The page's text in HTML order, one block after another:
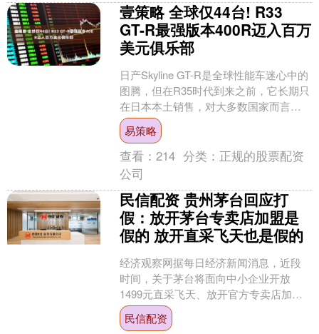
壹策略 全球仅44台! R33
GT-R最强版本400R迈入百万
美元俱乐部
日产Skyline GT-R是全球性能车迷心中的
图腾，但在R35时代到来之前，它长期只
在日本本土销售，对大多数国家而言都
是可望而不可即的“禁果”。如今，一台极
端....
易策略
查看：214 分类： 正规的股票配资
公司
民信配资 贵州茅台回应打
假：放开茅台专卖店加盟是
假的 放开直采飞天也是假的
经济观察网据每日经济新闻消息，近段
时间，关于茅台将面向中小企业开放
1499元直采飞天、放开官方专卖店加盟
等消息，在各种营销号、自媒体上大量
转发，在行业内外传得沸....
民信配资